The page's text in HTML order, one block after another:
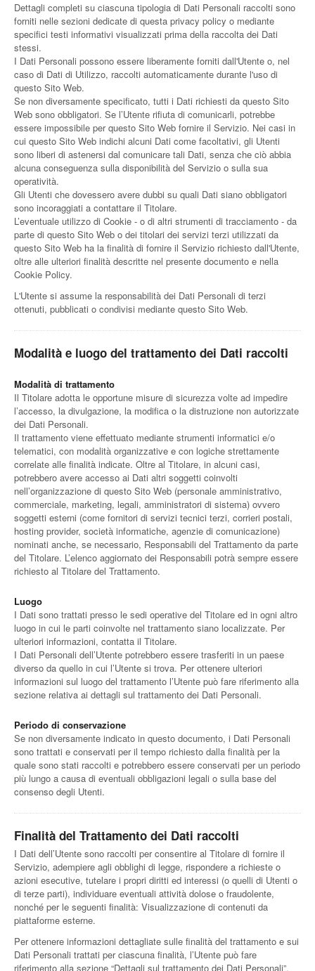
Dettagli completi su ciascuna tipologia di Dati Personali raccolti sono
forniti nelle sezioni dedicate di questa privacy policy o mediante
specifici testi informativi visualizzati prima della raccolta dei Dati
stessi.
I Dati Personali possono essere liberamente forniti dall'Utente o, nel
caso di Dati di Utilizzo, raccolti automaticamente durante l'uso di
questo Sito Web.
Se non diversamente specificato, tutti i Dati richiesti da questo Sito
Web sono obbligatori. Se l’Utente rifiuta di comunicarli, potrebbe
essere impossibile per questo Sito Web fornire il Servizio. Nei casi in
cui questo Sito Web indichi alcuni Dati come facoltativi, gli Utenti
sono liberi di astenersi dal comunicare tali Dati, senza che ciò abbia
alcuna conseguenza sulla disponibilità del Servizio o sulla sua
operatività.
Gli Utenti che dovessero avere dubbi su quali Dati siano obbligatori
sono incoraggiati a contattare il Titolare.
L’eventuale utilizzo di Cookie - o di altri strumenti di tracciamento - da
parte di questo Sito Web o dei titolari dei servizi terzi utilizzati da
questo Sito Web ha la finalità di fornire il Servizio richiesto dall'Utente,
oltre alle ulteriori finalità descritte nel presente documento e nella
Cookie Policy.
L'Utente si assume la responsabilità dei Dati Personali di terzi
ottenuti, pubblicati o condivisi mediante questo Sito Web.
Modalità e luogo del trattamento dei Dati raccolti
Modalità di trattamento
Il Titolare adotta le opportune misure di sicurezza volte ad impedire
l’accesso, la divulgazione, la modifica o la distruzione non autorizzate
dei Dati Personali.
Il trattamento viene effettuato mediante strumenti informatici e/o
telematici, con modalità organizzative e con logiche strettamente
correlate alle finalità indicate. Oltre al Titolare, in alcuni casi,
potrebbero avere accesso ai Dati altri soggetti coinvolti
nell’organizzazione di questo Sito Web (personale amministrativo,
commerciale, marketing, legali, amministratori di sistema) ovvero
soggetti esterni (come fornitori di servizi tecnici terzi, corrieri postali,
hosting provider, società informatiche, agenzie di comunicazione)
nominati anche, se necessario, Responsabili del Trattamento da parte
del Titolare. L’elenco aggiornato dei Responsabili potrà sempre essere
richiesto al Titolare del Trattamento.
Luogo
I Dati sono trattati presso le sedi operative del Titolare ed in ogni altro
luogo in cui le parti coinvolte nel trattamento siano localizzate. Per
ulteriori informazioni, contatta il Titolare.
I Dati Personali dell’Utente potrebbero essere trasferiti in un paese
diverso da quello in cui l’Utente si trova. Per ottenere ulteriori
informazioni sul luogo del trattamento l’Utente può fare riferimento alla
sezione relativa ai dettagli sul trattamento dei Dati Personali.
Periodo di conservazione
Se non diversamente indicato in questo documento, i Dati Personali
sono trattati e conservati per il tempo richiesto dalla finalità per la
quale sono stati raccolti e potrebbero essere conservati per un periodo
più lungo a causa di eventuali obbligazioni legali o sulla base del
consenso degli Utenti.
Finalità del Trattamento dei Dati raccolti
I Dati dell’Utente sono raccolti per consentire al Titolare di fornire il
Servizio, adempiere agli obblighi di legge, rispondere a richieste o
azioni esecutive, tutelare i propri diritti ed interessi (o quelli di Utenti o
di terze parti), individuare eventuali attività dolose o fraudolente,
nonché per le seguenti finalità: Visualizzazione di contenuti da
piattaforme esterne.
Per ottenere informazioni dettagliate sulle finalità del trattamento e sui
Dati Personali trattati per ciascuna finalità, l’Utente può fare
riferimento alla sezione “Dettagli sul trattamento dei Dati Personali”.